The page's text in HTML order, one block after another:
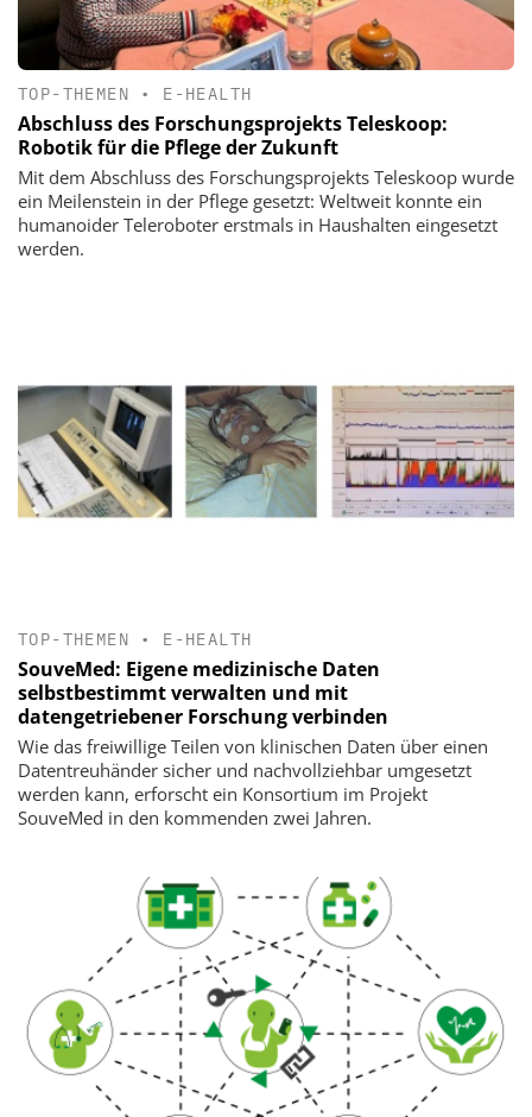
TOP-THEMEN • E-HEALTH
Abschluss des Forschungsprojekts Teleskoop:
Robotik für die Pflege der Zukunft
Mit dem Abschluss des Forschungsprojekts Teleskoop wurde
ein Meilenstein in der Pflege gesetzt: Weltweit konnte ein
humanoider Teleroboter erstmals in Haushalten eingesetzt
werden.
TOP-THEMEN • E-HEALTH
SouveMed: Eigene medizinische Daten
selbstbestimmt verwalten und mit
datengetriebener Forschung verbinden
Wie das freiwillige Teilen von klinischen Daten über einen
Datentreuhänder sicher und nachvollziehbar umgesetzt
werden kann, erforscht ein Konsortium im Projekt
SouveMed in den kommenden zwei Jahren.